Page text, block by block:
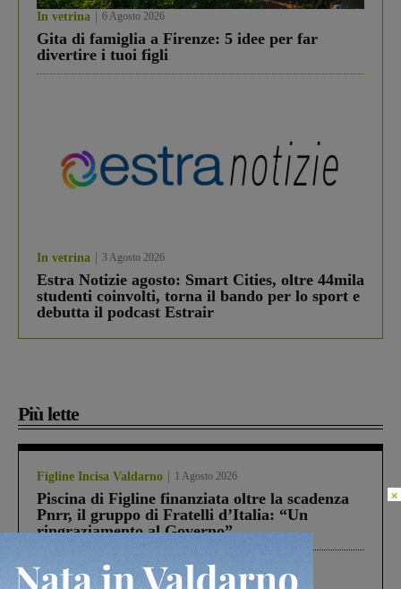
In vetrina 6 Agosto 2026
Gita di famiglia a Firenze: 5 idee per far
divertire i tuoi figli
In vetrina 3 Agosto 2026
Estra Notizie agosto: Smart Cities, oltre 44mila
studenti coinvolti, torna il bando per lo sport e
debutta il podcast Estrair
Più lette
Figline Incisa Valdarno 1 Agosto 2026
Piscina di Figline finanziata oltre la scadenza
Pnrr, il gruppo di Fratelli d’Italia: “Un
ringraziamento al Governo”
Cronaca 4 Agosto 2026
×